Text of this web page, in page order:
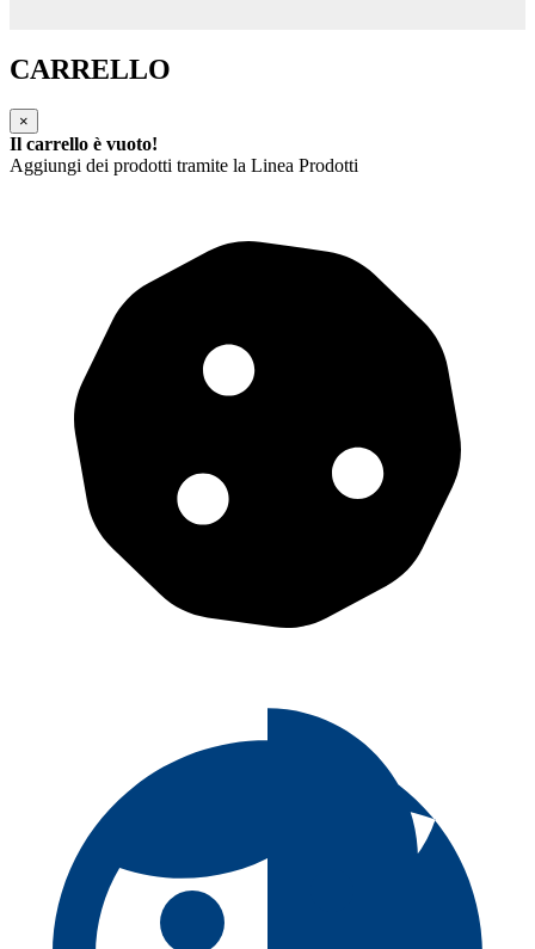
CARRELLO
×
Il carrello è vuoto!
Aggiungi dei prodotti tramite la Linea Prodotti